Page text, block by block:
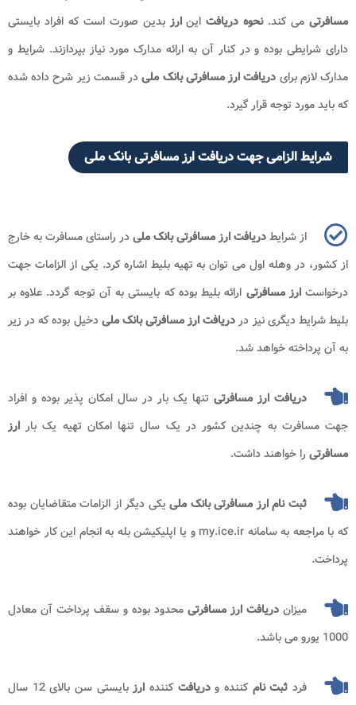
مسافرتیمی کند.نحوه دریافتاینارزبدین صورت است که افراد بایستی
دارای شرایطی بوده و در کنار آن به ارائه مدارک مورد نیاز بپردازند. شرایط و
مدارک لازم برای دریافت ارز مسافرتی بانک ملیدر قسمت زیر شرح داده شده
که باید مورد توجه قرار گیرد.
شرایط الزامی جهت دریافت ارز مسافرتی بانک ملی
از شرایطدریافت ارز مسافرتی بانک ملیدر راستای مسافرت به خارج
از کشور، در وهله اول می توان به تهیه بلیط اشاره کرد. یکی از الزامات جهت
درخواستارز مسافرتی ارائه بلیط بوده که بایستی به آن توجه گردد. علاوه بر
بلیط شرایط دیگری نیز دردریافت ارز مسافرتی بانک ملیدخیل بوده که در زیر
به آن پرداخته خواهد شد.
دریافت ارز مسافرتی تنها یک بار در سال امکان پذیر بوده و افراد
جهت مسافرت به چندین کشور در یک سال تنها امکان تهیه یک بار ارز
مسافرتی را خواهند داشت.
ثبت نام ارز مسافرتی بانک ملییکی دیگر از الزامات متقاضایان بوده
که با مراجعه به سامانه my.ice.ir و یا اپلیکیشن بله به انجام این کار خواهند
پرداخت.
میزان دریافت ارز مسافرتی محدود بوده و سقف پرداخت آن معادل
1000 یورو می باشد.
فرد ثبت نام کننده ودریافتکننده ارز
بایستی سن بالای 12 سال